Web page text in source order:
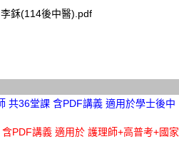
鉌(114後中醫).pdf
共36堂課 含PDF講義 適用於學士後中
PDF講義 適用於 護理師+高普考+國家